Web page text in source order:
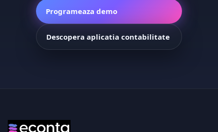
Programeaza demo
Descopera aplicatia contabilitate